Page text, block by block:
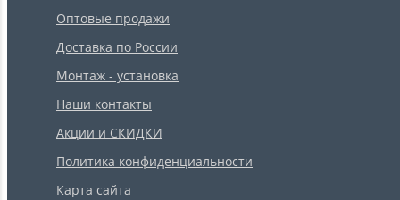
Оптовые продажи
Доставка по России
Монтаж - установка
Наши контакты
Акции и СКИДКИ
Политика конфиденциальности
Карта сайта